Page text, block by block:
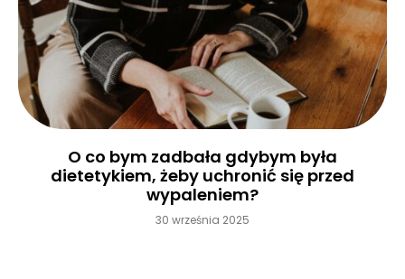
O co bym zadbała gdybym była
dietetykiem, żeby uchronić się przed
wypaleniem?
30 września 2025